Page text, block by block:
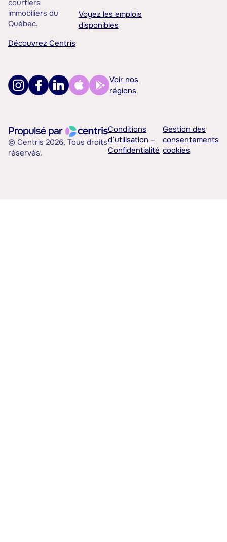
courtiers
immobiliers du
Québec.
Découvrez Centris
Voyez les emplois
disponibles
Voir nos
régions
© Centris 2026. Tous droits
réservés.
Conditions
d’utilisation –
Confidentialité
Gestion des
consentements
cookies